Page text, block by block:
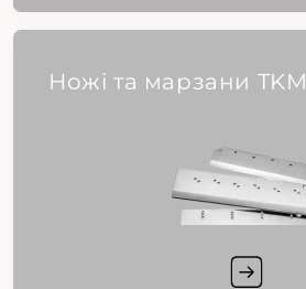
Ножі та марзани TKM